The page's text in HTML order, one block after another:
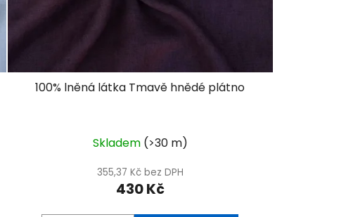
100% lněná látka Tmavě hnědé plátno
Skladem (>30 m)
355,37 Kč bez DPH
430 Kč